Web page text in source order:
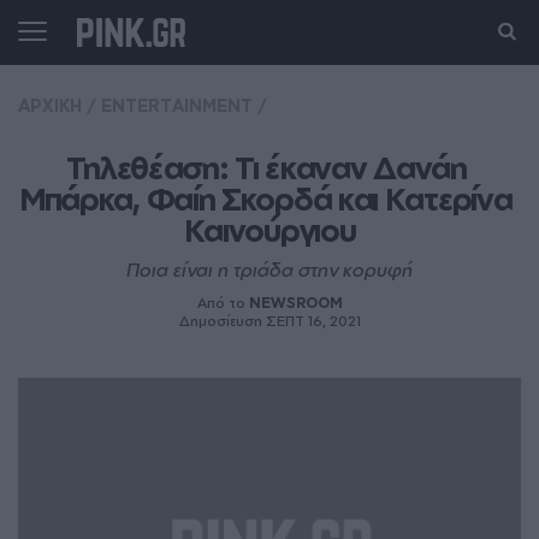
Τηλεθέαση: Τι έκαναν Δανάη
Μπάρκα, Φαίη Σκορδά και Κατερίνα
Καινούργιου
Ποια είναι η τριάδα στην κορυφή
Από το NEWSROOM
Δημοσίευση ΣΕΠΤ 16, 2021